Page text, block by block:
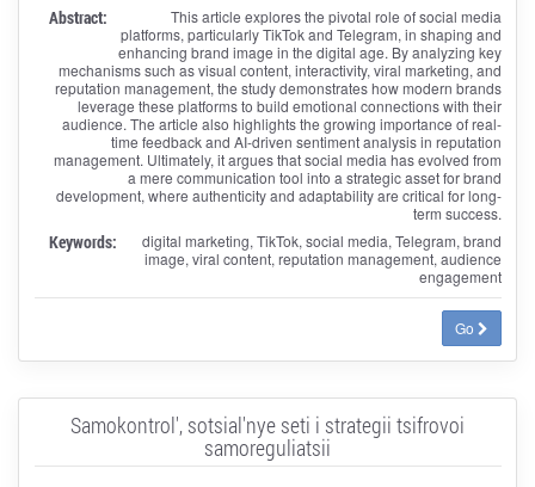
Abstract:
This article explores the pivotal role of social media
platforms, particularly TikTok and Telegram, in shaping and
enhancing brand image in the digital age. By analyzing key
mechanisms such as visual content, interactivity, viral marketing, and
reputation management, the study demonstrates how modern brands
leverage these platforms to build emotional connections with their
audience. The article also highlights the growing importance of real-
time feedback and AI-driven sentiment analysis in reputation
management. Ultimately, it argues that social media has evolved from
a mere communication tool into a strategic asset for brand
development, where authenticity and adaptability are critical for long-
term success.
Keywords:
digital marketing, TikTok, social media, Telegram, brand
image, viral content, reputation management, audience
engagement
Go
Samokontrol', sotsial'nye seti i strategii tsifrovoi
samoreguliatsii